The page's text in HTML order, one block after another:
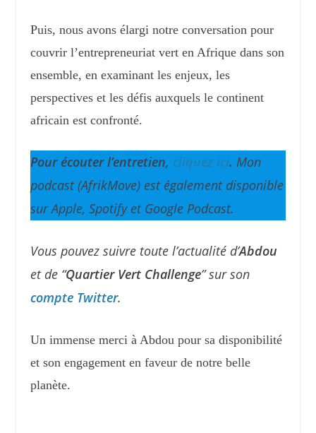
Puis, nous avons élargi notre conversation pour
couvrir l’entrepreneuriat vert en Afrique dans son
ensemble, en examinant les enjeux, les
perspectives et les défis auxquels le continent
africain est confronté.
Pour écouter l’entretien, cliquez ici. Mon
podcast (AfrikMove) est également disponible
sur Apple, Spotify et Google Podcast.
Vous pouvez suivre toute l’actualité d’Abdou
et de “Quartier Vert Challenge” sur son
compte Twitter.
Un immense merci à Abdou pour sa disponibilité
et son engagement en faveur de notre belle
planète.